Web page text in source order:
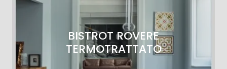
BISTROT ROVERE
TERMOTRATTATO